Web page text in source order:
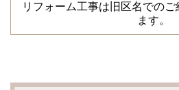
リフォーム工事は旧区名での
ます。